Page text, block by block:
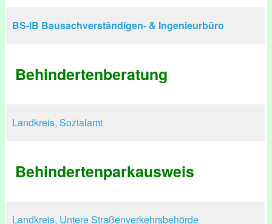
BS-IB Bausachverständigen- & Ingenieurbüro
Behindertenberatung
Landkreis, Sozialamt
Behindertenparkausweis
Landkreis, Untere Straßenverkehrsbehörde